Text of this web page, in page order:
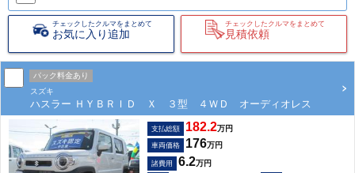
チェックしたクルマをまとめて
お気に入り追加
チェックしたクルマをまとめて
見積依頼
パック料金あり
スズキ
ハスラー ＨＹＢＲＩＤ Ｘ ３型 ４ＷＤ オーディオレス
支払総額 182.2万円
車両価格 176万円
諸費用 6.2万円